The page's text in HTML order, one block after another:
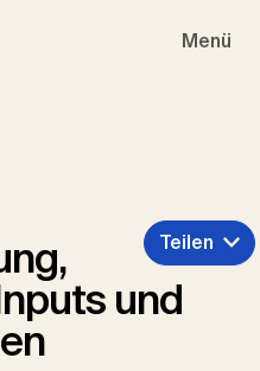
Menü
und
Teilen